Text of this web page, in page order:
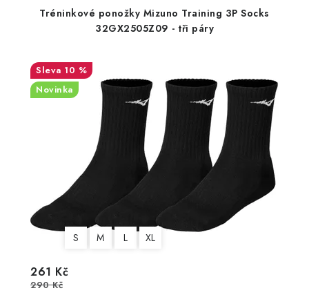
Tréninkové ponožky Mizuno Training 3P Socks
32GX2505Z09 - tři páry
10 %
Novinka
S M L XL
261 Kč
290 Kč